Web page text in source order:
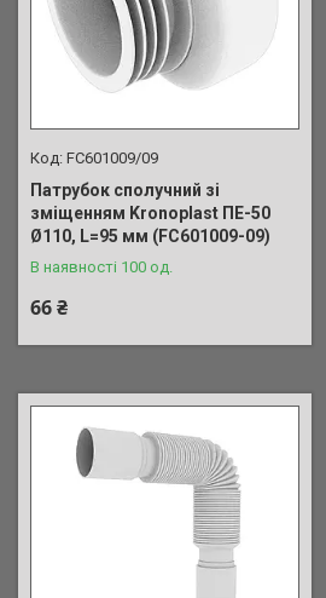
FC601009/09
Патрубок сполучний зі
зміщенням Kronoplast ПЕ-50
Ø110, L=95 мм (FC601009-09)
В наявності 100 од.
66 ₴